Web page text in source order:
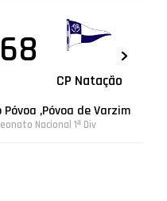
68
CP Natação
,Póvoa de Varzim
Nacional 1ª Div